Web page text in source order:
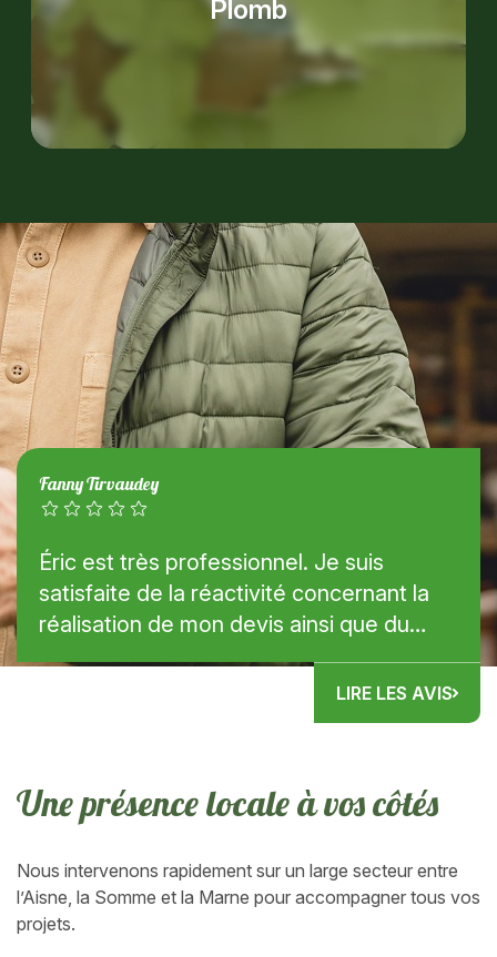
Plomb
Fanny Tirvaudey
Éric est très professionnel. Je suis
satisfaite de la réactivité concernant la
réalisation de mon devis ainsi que du
contact lors de notre rendez-vous pour
LIRE LES AVIS
Uneprésencelocaleàvocôtés
Nous intervenons rapidement sur un large secteur entre
l’Aisne, la Somme et la Marne pour accompagner tous vos
projets.